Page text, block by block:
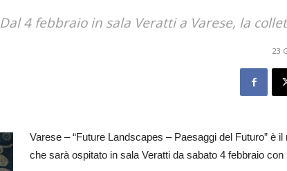
Dal 4 febbraio in sala Veratti a Varese, la
23
Varese – “Future Landscapes – Paesaggi del Futuro” è
che sarà ospitato in sala Veratti da sabato 4 febbraio con